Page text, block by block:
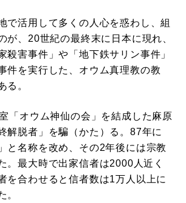
で活用して多くの人心を惑わし、組
が、20世紀の最終末に日本に現れ、
殺害事件」や「地下鉄サリン事件」
件を実行した、オウム真理教の教
る。
「オウム神仙の会」を結成した麻原
解脱者」を騙（かた）る。87年に
と名称を改め、その2年後には宗教
。最大時で出家信者は2000人近く
を合わせると信者数は1万人以上に
。